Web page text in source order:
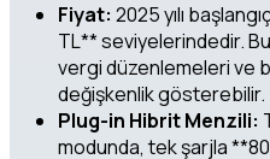
Fiyat: 2025 yılı
TL** seviyelerindedir.
vergi düzenlemeleri ve
değişkenlik gösterebilir.
Plug-in Hibrit Menzili:
modunda, tek şarjla